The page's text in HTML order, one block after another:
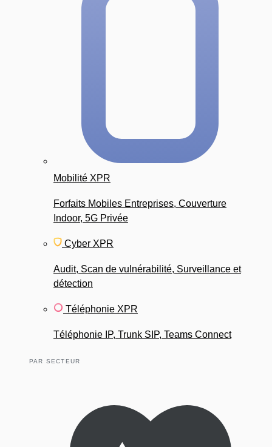
Mobilité XPR
Forfaits Mobiles Entreprises, Couverture
Indoor, 5G Privée
Cyber XPR
Audit, Scan de vulnérabilité, Surveillance et
détection
Téléphonie XPR
Téléphonie IP, Trunk SIP, Teams Connect
PAR SECTEUR